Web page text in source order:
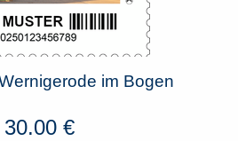
im Bogen
30.00 €